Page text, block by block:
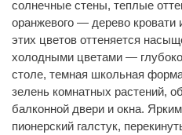
солнечные стены, теплые
оранжевого — дерево кровати
этих цветов оттеняется
холодными цветами —
столе, темная школьная
зелень комнатных растений,
балконной двери и окна.
пионерский галстук,